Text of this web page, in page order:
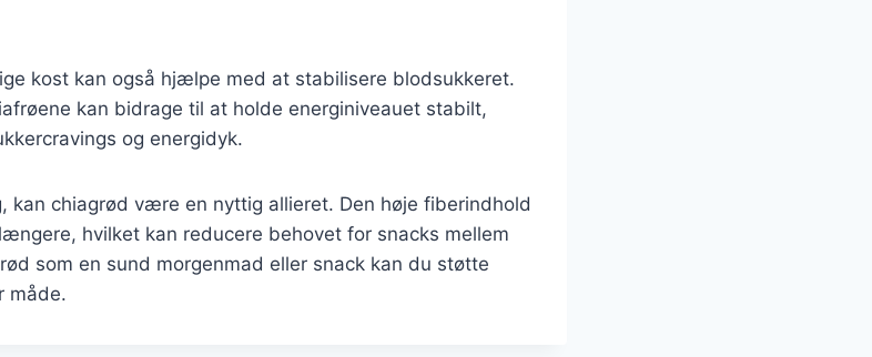
kost kan også hjælpe med at stabilisere blodsukkeret.
kan bidrage til at holde energiniveauet stabilt,
og energidyk.
kan chiagrød være en nyttig allieret. Den høje fiberindhold
hvilket kan reducere behovet for snacks mellem
som en sund morgenmad eller snack kan du støtte
måde.